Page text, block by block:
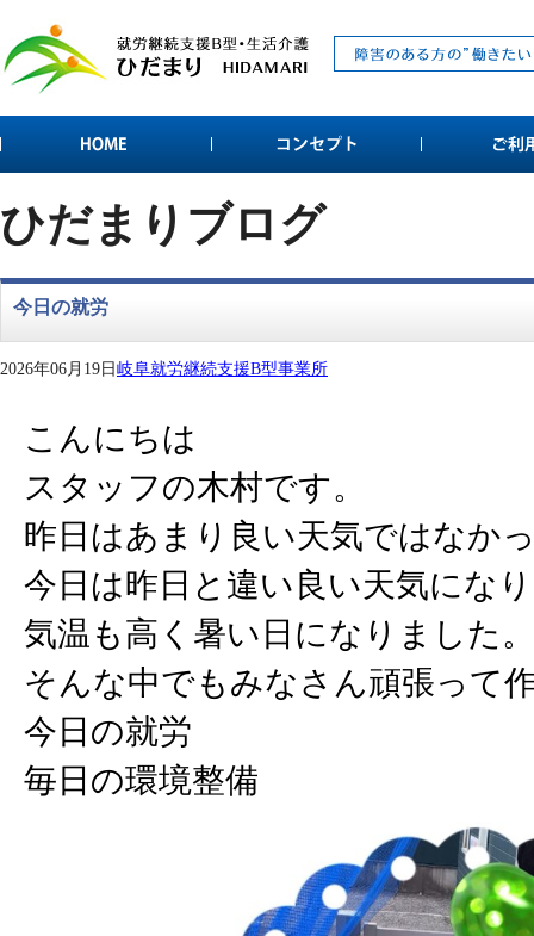
ひだまりブログ
今日の就労
2026年06月19日岐阜就労継続支援B型事業所
こんにちは
スタッフの木村です。
昨日はあまり良い天気ではなか
今日は昨日と違い良い天気にな
気温も高く暑い日になりました。
そんな中でもみなさん頑張って
今日の就労
毎日の環境整備